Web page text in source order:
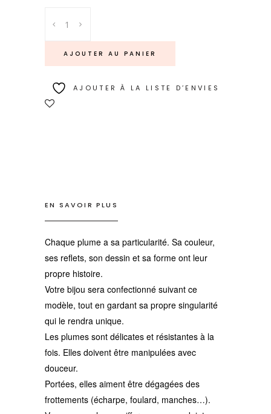
AJOUTER AU PANIER
AJOUTER À LA LISTE D’ENVIES
EN SAVOIR PLUS
Chaque plume a sa particularité. Sa couleur,
ses reflets, son dessin et sa forme ont leur
propre histoire.
Votre bijou sera confectionné suivant ce
modèle, tout en gardant sa propre singularité
qui le rendra unique.
Les plumes sont délicates et résistantes à la
fois. Elles doivent être manipulées avec
douceur.
Portées, elles aiment être dégagées des
frottements (écharpe, foulard, manches…).